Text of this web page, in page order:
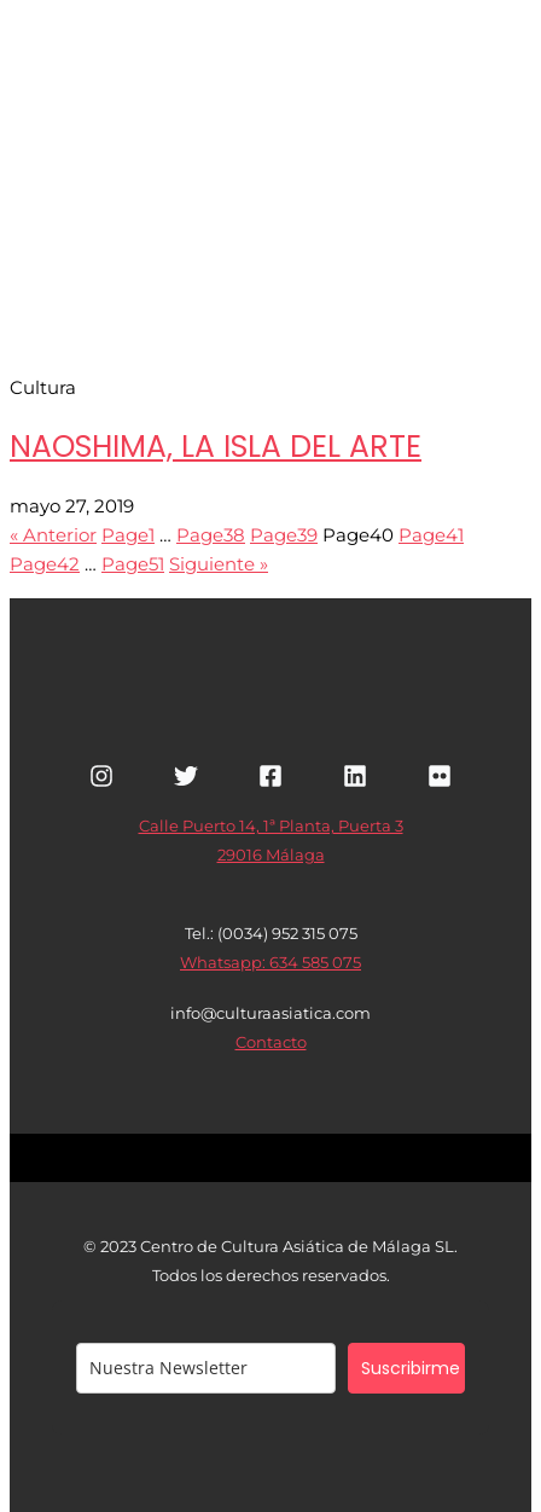
Cultura
NAOSHIMA, LA ISLA DEL ARTE
mayo 27, 2019
« Anterior Page1 … Page38 Page39 Page40 Page41
Page42 … Page51 Siguiente »
Calle Puerto 14, 1ª Planta, Puerta 3
29016 Málaga
Tel.: (0034) 952 315 075
Whatsapp: 634 585 075
info@culturaasiatica.com
Contacto
© 2023 Centro de Cultura Asiática de Málaga SL.
Todos los derechos reservados.
Suscribirme